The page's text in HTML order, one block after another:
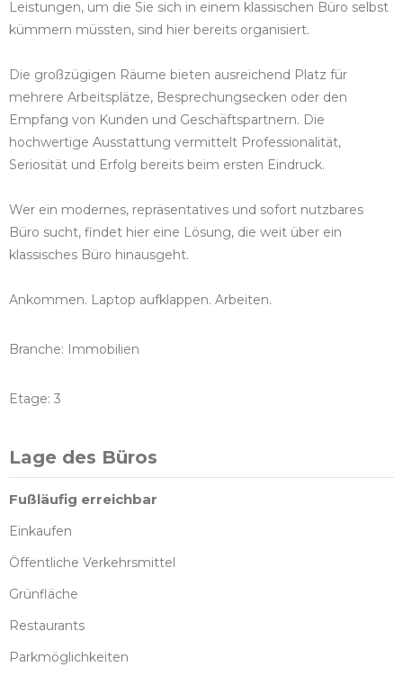
Leistungen, um die Sie sich in einem klassischen Büro selbst
kümmern müssten, sind hier bereits organisiert.
Die großzügigen Räume bieten ausreichend Platz für
mehrere Arbeitsplätze, Besprechungsecken oder den
Empfang von Kunden und Geschäftspartnern. Die
hochwertige Ausstattung vermittelt Professionalität,
Seriosität und Erfolg bereits beim ersten Eindruck.
Wer ein modernes, repräsentatives und sofort nutzbares
Büro sucht, findet hier eine Lösung, die weit über ein
klassisches Büro hinausgeht.
Ankommen. Laptop aufklappen. Arbeiten.
Branche: Immobilien
Etage: 3
Lage des Büros
Fußläufig erreichbar
Einkaufen
Öffentliche Verkehrsmittel
Grünfläche
Restaurants
Parkmöglichkeiten